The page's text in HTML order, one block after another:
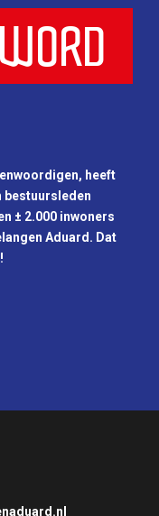
heeft
bestuursleden
± 2.000 inwoners
Aduard. Dat